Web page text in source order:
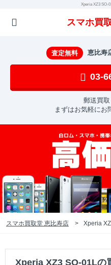
Xperia XZ3 SO-
スマホ買
査定無料 恵比寿
03-
郵送買取
まずはお気軽にお
スマホ買取堂 恵比寿店 Xperia
Xperia XZ3 SO-01Lの